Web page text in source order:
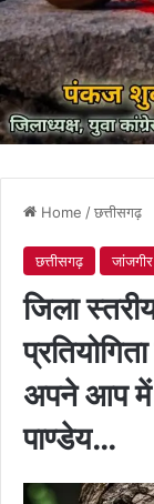
Home /छत्तीसगढ़
छत्तीसगढ़ जांजगीर
जिला
अपने आप में
पाण्डेय…